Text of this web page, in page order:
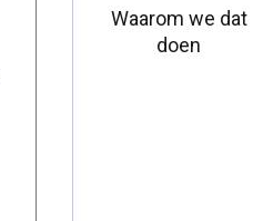
Waarom we dat
doen